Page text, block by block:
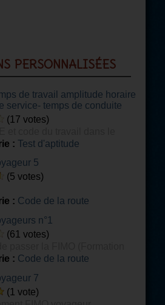
personnalisées
de travail amplitude horaire
service- temps de conduite
(17 votes)
: Test d'aptitude
5
(5 votes)
: Code de la route
n°1
(61 votes)
Obligatoire) voyageurs.
: Code de la route
7
(1 vote)